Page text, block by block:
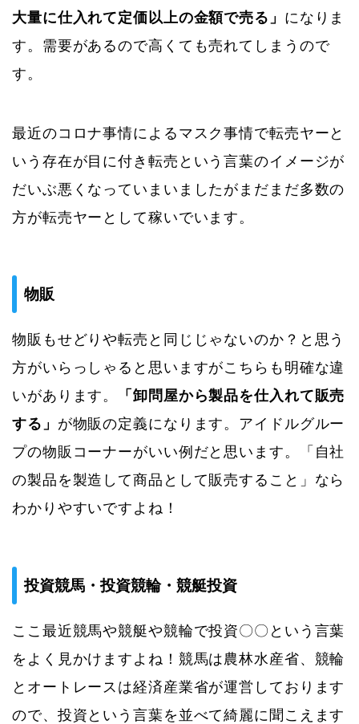
大量に仕入れて定価以上の金額で売る」 になりま
す。需要があるので高くても売れてしまうので
す。
最近のコロナ事情によるマスク事情で転売ヤーと
いう存在が目に付き転売という言葉のイメージが
だいぶ悪くなっていまいましたがまだまだ多数の
方が転売ヤーとして稼いでいます。
物販
物販もせどりや転売と同じじゃないのか？と思う
方がいらっしゃると思いますがこちらも明確な違
いがあります。
「卸問屋から製品を仕入れて販売
する」 が物販の定義になります。アイドルグルー
プの物販コーナーがいい例だと思います。「自社
の製品を製造して商品として販売すること」なら
わかりやすいですよね！
投資競馬・投資競輪・競艇投資
ここ最近競馬や競艇や競輪で投資〇〇という言葉
をよく見かけますよね！競馬は農林水産省、競輪
とオートレースは経済産業省が運営しております
ので、投資という言葉を並べて綺麗に聞こえます